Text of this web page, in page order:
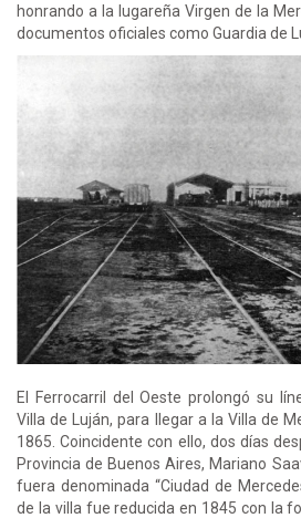
honrando a la lugareña Virgen de la
documentos oficiales como Guardia de
El Ferrocarril del Oeste prolongó su
Villa de Luján, para llegar a la Villa de
1865. Coincidente con ello, dos días
Provincia de Buenos Aires, Mariano
fuera denominada “Ciudad de
de la villa fue reducida en 1845 con la